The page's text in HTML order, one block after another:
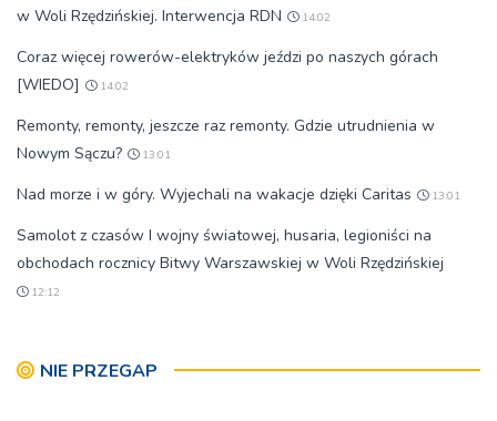
w Woli Rzędzińskiej. Interwencja RDN
14:02
Coraz więcej rowerów-elektryków jeździ po naszych górach
[WIEDO]
14:02
Remonty, remonty, jeszcze raz remonty. Gdzie utrudnienia w
Nowym Sączu?
13:01
Nad morze i w góry. Wyjechali na wakacje dzięki Caritas 13:01
Samolot z czasów I wojny światowej, husaria, legioniści na
obchodach rocznicy Bitwy Warszawskiej w Woli Rzędzińskiej
12:12
NIE PRZEGAP